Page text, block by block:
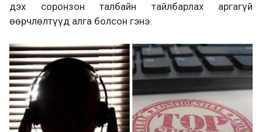
дэх соронзон талбайн тайлбарлах аргагүй
өөрчлөлтүүд алга болсон гэнэ.